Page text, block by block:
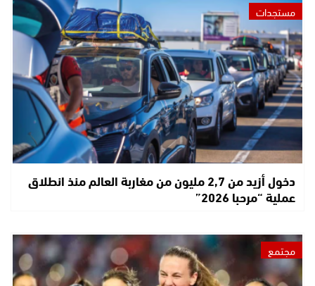
مستجدات
دخول أزيد من 2,7 مليون من مغاربة العالم منذ انطلاق
عملية “مرحبا 2026”
مجتمع